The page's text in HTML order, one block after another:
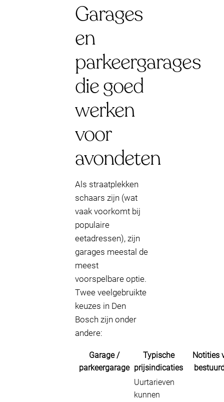
Garages
en
parkeergarages
die goed
werken
voor
avondeten
Als straatplekken
schaars zijn (wat
vaak voorkomt bij
populaire
eetadressen), zijn
garages meestal de
meest
voorspelbare optie.
Twee veelgebruikte
keuzes in Den
Bosch zijn onder
andere:
Garage /
parkeergarage
Typische
prijsindicaties
Notities
Uurtarieven
kunnen